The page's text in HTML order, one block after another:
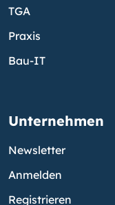
TGA
Praxis
Bau-IT
Unternehmen
Newsletter
Anmelden
Registrieren